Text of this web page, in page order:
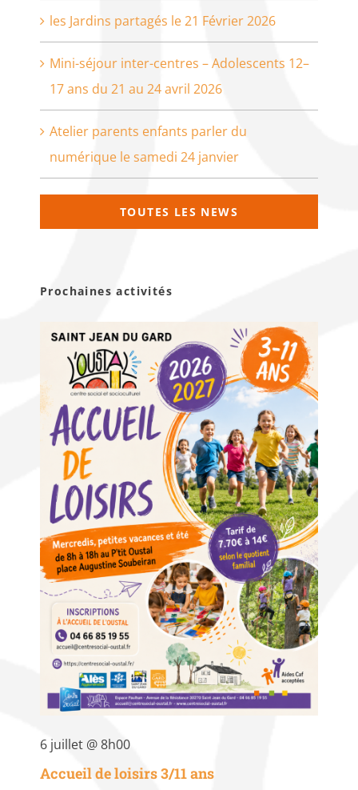
les Jardins partagés le 21 Février 2026
Mini-séjour inter-centres – Adolescents 12–
17 ans du 21 au 24 avril 2026
Atelier parents enfants parler du
numérique le samedi 24 janvier
TOUTES LES NEWS
Prochaines activités
6 juillet @ 8h00
Accueil de loisirs 3/11 ans